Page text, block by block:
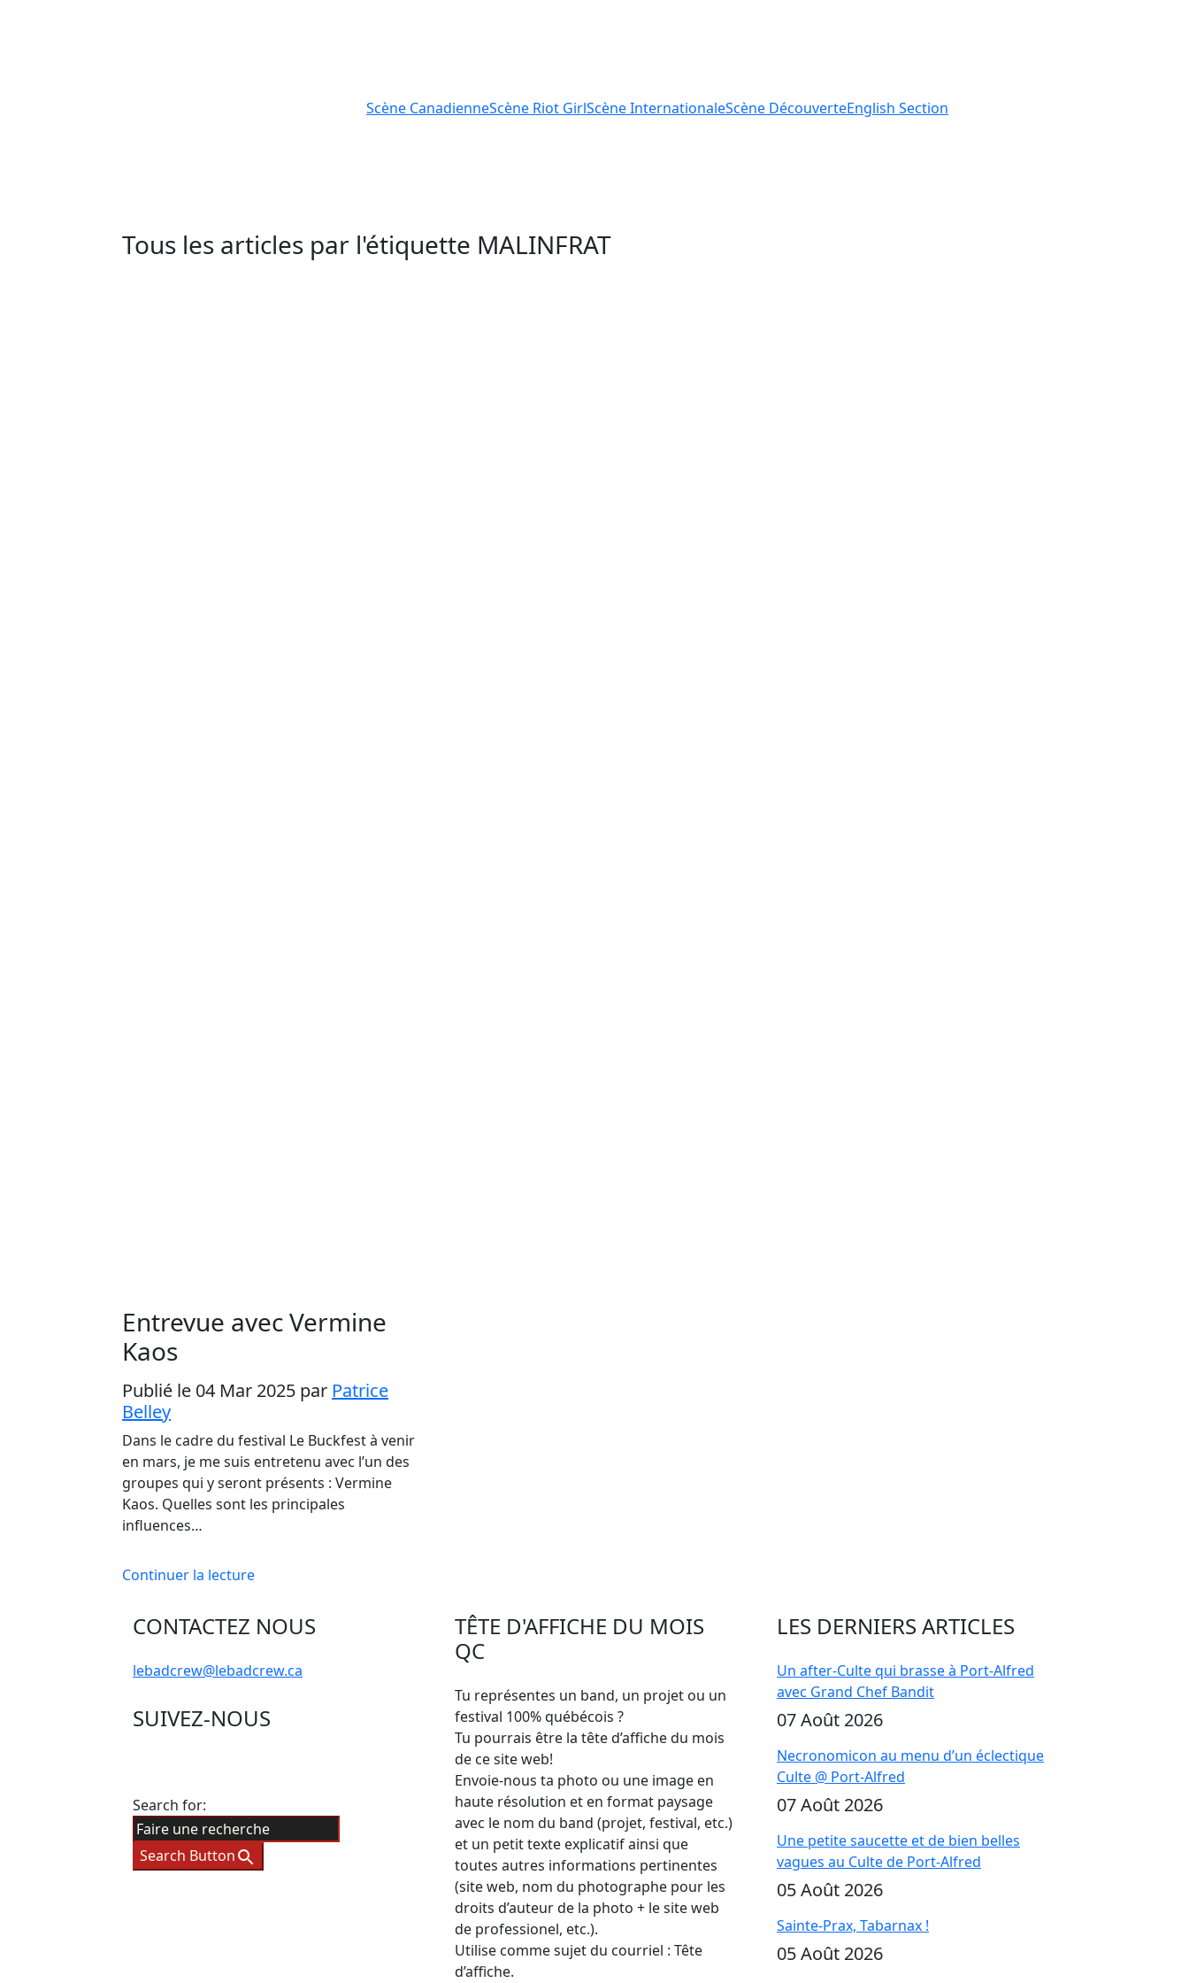
Scène CanadienneScène Riot GirlScèneInternationaleScène DécouverteEnglish Section
Tous les articles par l'étiquette MALINFRAT
Entrevue avec Vermine
Kaos
Publié le 04 Mar 2025 par Patrice
Belley
Dans le cadre du festival Le Buckfest à venir
en mars, je me suis entretenu avec l’un des
groupes qui y seront présents : Vermine
Kaos. Quelles sont les principales
influences…
Continuer la lecture
CONTACTEZ NOUS
lebadcrew@lebadcrew.ca
SUIVEZ-NOUS
Search for:
Search Button
TÊTE D'AFFICHE DU MOIS
QC
Tu représentes un band, un projet ou un
festival 100% québécois ?
Tu pourrais être la tête d’affiche du mois
de ce site web!
Envoie-nous ta photo ou une image en
haute résolution et en format paysage
avec le nom du band (projet, festival, etc.)
et un petit texte explicatif ainsi que
toutes autres informations pertinentes
(site web, nom du photographe pour les
droits d’auteur de la photo + le site web
de professionel, etc.).
Utilise comme sujet du courriel : Tête
d’affiche.
LES DERNIERS ARTICLES
Un after-Culte qui brasse à Port-Alfred
avec Grand Chef Bandit
07 Août 2026
Necronomicon au menu d’un éclectique
Culte @ Port-Alfred
07 Août 2026
Une petite saucette et de bien belles
vagues au Culte de Port-Alfred
05 Août 2026
Sainte-Prax, Tabarnax !
05 Août 2026